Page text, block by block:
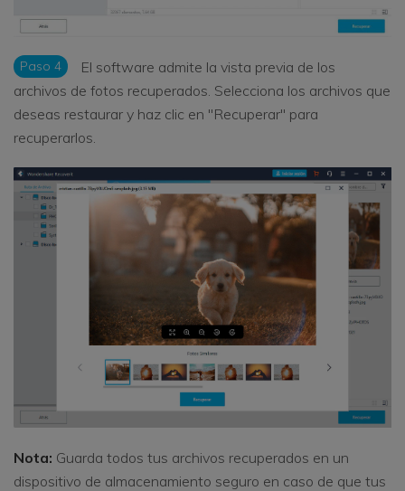
Paso 4
El software admite la vista previa de los
archivos de fotos recuperados. Selecciona los archivos que
deseas restaurar y haz clic en "Recuperar" para
recuperarlos.
Nota: Guarda todos tus archivos recuperados en un
dispositivo de almacenamiento seguro en caso de que tus